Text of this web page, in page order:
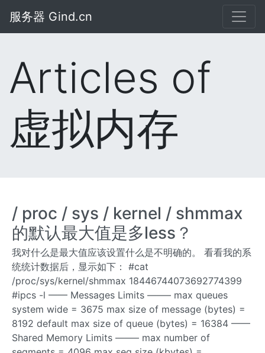
服务器 Gind.cn
Articles of
虚拟内存
/ proc / sys / kernel / shmmax
的默认最大值是多less？
我对什么是最大值应该设置什么是不明确的。 看看我的系
统统计数据后，显示如下： #cat
/proc/sys/kernel/shmmax 18446744073692774399
#ipcs -l —— Messages Limits ——– max queues
system wide = 3675 max size of message (bytes) =
8192 default max size of queue (bytes) = 16384 ——
Shared Memory Limits ——– max number of